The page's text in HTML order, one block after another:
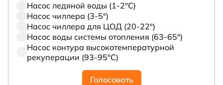
Насос ледяной воды (1-2°С)
Насос чиллера (3-5°)
Насос чиллера для ЦОД (20-22°)
Насос воды системы отопления (63-65°)
Насос контура высокотемпературной
рекуперации (93-95°С)
Голосовать